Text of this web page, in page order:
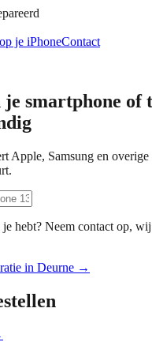
je iPhoneContact
smartphone of
Apple, Samsung en
hebt? Neem contact op,
in Deurne →